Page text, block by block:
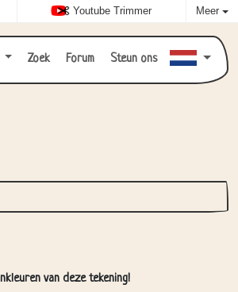
Youtube Trimmer Meer
Zoek Forum Steun ons
van deze tekening!